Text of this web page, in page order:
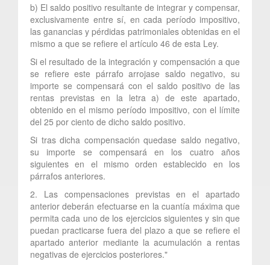
b) El saldo positivo resultante de integrar y compensar,
exclusivamente entre sí, en cada período impositivo,
las ganancias y pérdidas patrimoniales obtenidas en el
mismo a que se refiere el artículo 46 de esta Ley.
Si el resultado de la integración y compensación a que
se refiere este párrafo arrojase saldo negativo, su
importe se compensará con el saldo positivo de las
rentas previstas en la letra a) de este apartado,
obtenido en el mismo período impositivo, con el límite
del 25 por ciento de dicho saldo positivo.
Si tras dicha compensación quedase saldo negativo,
su importe se compensará en los cuatro años
siguientes en el mismo orden establecido en los
párrafos anteriores.
2. Las compensaciones previstas en el apartado
anterior deberán efectuarse en la cuantía máxima que
permita cada uno de los ejercicios siguientes y sin que
puedan practicarse fuera del plazo a que se refiere el
apartado anterior mediante la acumulación a rentas
negativas de ejercicios posteriores."